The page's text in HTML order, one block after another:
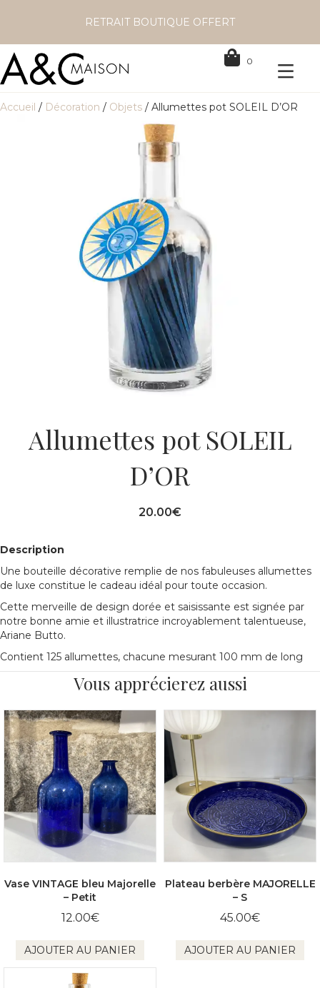
RETRAIT BOUTIQUE OFFERT
0
Accueil / Décoration / Objets / Allumettes pot SOLEIL D’OR
Allumettes pot SOLEIL
D’OR
20.00€
Description
Une bouteille décorative remplie de nos fabuleuses allumettes
de luxe constitue le cadeau idéal pour toute occasion.
Cette merveille de design dorée et saisissante est signée par
notre bonne amie et illustratrice incroyablement talentueuse,
Ariane Butto.
Contient 125 allumettes, chacune mesurant 100 mm de long
Vous apprécierez aussi
Vase VINTAGE bleu Majorelle
– Petit
12.00€
AJOUTER AU PANIER
Plateau berbère MAJORELLE
– S
45.00€
AJOUTER AU PANIER